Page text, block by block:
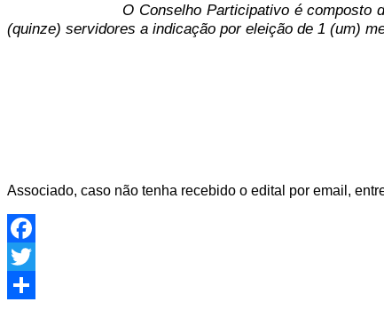
O Conselho Participativo é composto de
(quinze) servidores a indicação por eleição de 1 (um)
Associado, caso não tenha recebido o edital por email,
Facebook
Twitter